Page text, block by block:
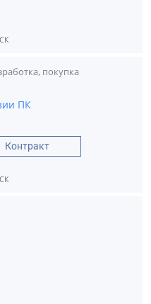
покупка
ПК
Контракт